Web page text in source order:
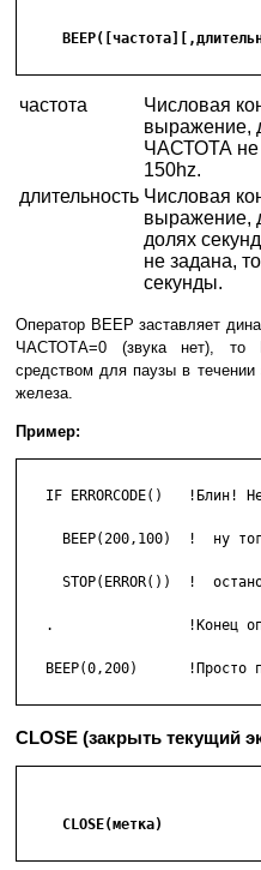
частота
Числовая
выражение,
ЧАСТОТА не
150hz.
длительность Числовая
выражение,
долях
не задана,
секунды.
Оператор BEEP заставляет
ЧАСТОТА=0 (звука нет), то
средством для паузы в течении
железа.
Пример:
IF ERRORCODE()   !Блин!
BEEP(200,100)  !  ну
STOP(ERROR())  !
.                !Конец
BEEP(0,200)      !Просто
CLOSE (закрыть текущий
     CLOSE(метка)